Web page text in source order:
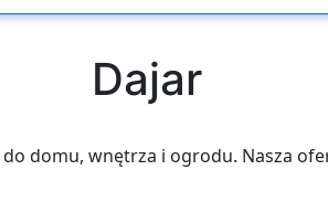
Dajar
domu, wnętrza i ogrodu. Nasza
ogrodu. Dostarczamy produkty